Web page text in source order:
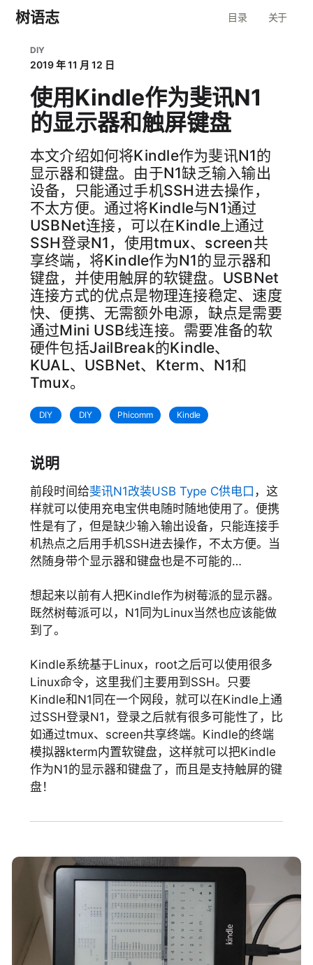
树语志 目录 关于
DIY
2019 年 11 月 12 日
使用Kindle作为斐讯N1
的显示器和触屏键盘
本文介绍如何将Kindle作为斐讯N1的
显示器和键盘。由于N1缺乏输入输出
设备，只能通过手机SSH进去操作，
不太方便。通过将Kindle与N1通过
USBNet连接，可以在Kindle上通过
SSH登录N1，使用tmux、screen共
享终端，将Kindle作为N1的显示器和
键盘，并使用触屏的软键盘。USBNet
连接方式的优点是物理连接稳定、速度
快、便携、无需额外电源，缺点是需要
通过Mini USB线连接。需要准备的软
硬件包括JailBreak的Kindle、
KUAL、USBNet、Kterm、N1和
Tmux。
DIY DIY Phicomm Kindle
说明
前段时间给斐讯N1改装USB Type C供电口 ，这
样就可以使用充电宝供电随时随地使用了。便携
性是有了，但是缺少输入输出设备，只能连接手
机热点之后用手机SSH进去操作，不太方便。当
然随身带个显示器和键盘也是不可能的…
想起来以前有人把Kindle作为树莓派的显示器。
既然树莓派可以，N1同为Linux当然也应该能做
到了。
Kindle系统基于Linux，root之后可以使用很多
Linux命令，这里我们主要用到SSH。只要
Kindle和N1同在一个网段，就可以在Kindle上通
过SSH登录N1，登录之后就有很多可能性了，比
如通过tmux、screen共享终端。Kindle的终端
模拟器kterm内置软键盘，这样就可以把Kindle
作为N1的显示器和键盘了，而且是支持触屏的键
盘！